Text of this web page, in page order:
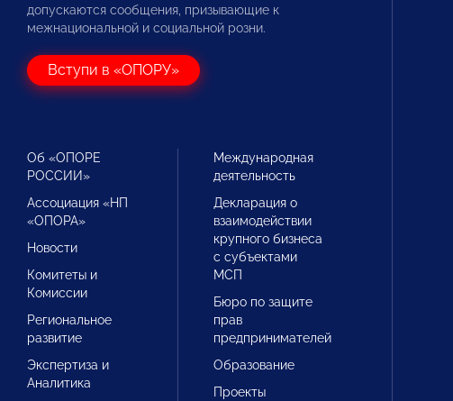
допускаются сообщения, призывающие к
межнациональной и социальной розни.
Вступи в «ОПОРУ»
Об «ОПОРЕ
РОССИИ»
Ассоциация «НП
«ОПОРА»
Новости
Комитеты и
Комиссии
Региональное
развитие
Экспертиза и
Аналитика
Международная
деятельность
Декларация о
взаимодействии
крупного бизнеса
с субъектами
МСП
Бюро по защите
прав
предпринимателей
Образование
Проекты